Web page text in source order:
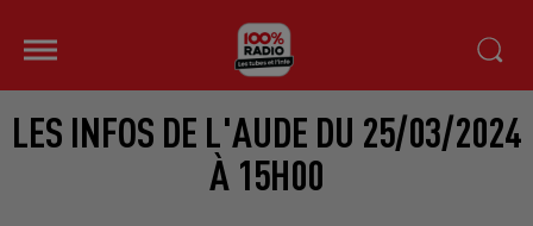
LES INFOS DE L'AUDE DU 25/03/2024
À 15H00